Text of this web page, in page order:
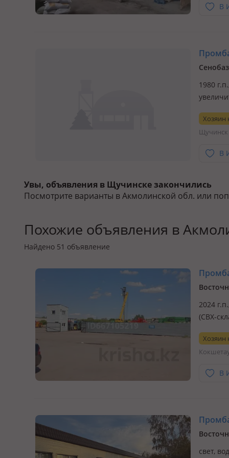
В
1980
Хозяин
Щучинск
В
Увы, объявления в Щучинске закончились
Посмотрите варианты в Акмолинской обл. или
Похожие объявления в
Найдено 51 объявление
2024
(СВХ-
Хозяин
В
свет,